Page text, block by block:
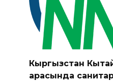
Кыргызстан
арасында